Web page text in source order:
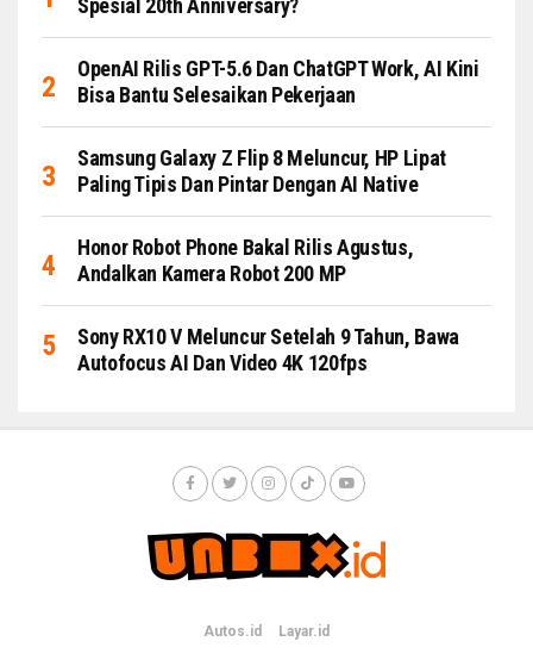
Spesial 20th Anniversary?
OpenAI Rilis GPT-5.6 Dan ChatGPT Work, AI Kini
Bisa Bantu Selesaikan Pekerjaan
Samsung Galaxy Z Flip 8 Meluncur, HP Lipat
Paling Tipis Dan Pintar Dengan AI Native
Honor Robot Phone Bakal Rilis Agustus,
Andalkan Kamera Robot 200 MP
Sony RX10 V Meluncur Setelah 9 Tahun, Bawa
Autofocus AI Dan Video 4K 120fps
Autos.id Layar.id